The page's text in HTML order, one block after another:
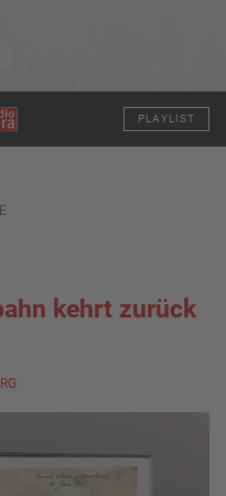
PLAYLIST
kehrt zurück